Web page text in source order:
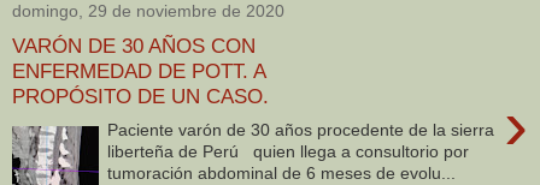
domingo, 29 de noviembre de 2020
VARÓN DE 30 AÑOS CON
ENFERMEDAD DE POTT. A
PROPÓSITO DE UN CASO.
›
Paciente varón de 30 años procedente de la sierra
liberteña de Perú quien llega a consultorio por
tumoración abdominal de 6 meses de evolu...